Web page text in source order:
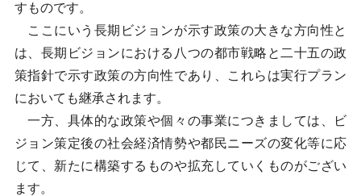
すものです。
ここにいう長期ビジョンが示す政策の大きな方向性と
は、長期ビジョンにおける八つの都市戦略と二十五の政
策指針で示す政策の方向性であり、これらは実行プラン
においても継承されます。
一方、具体的な政策や個々の事業につきましては、ビ
ジョン策定後の社会経済情勢や都民ニーズの変化等に応
じて、新たに構築するものや拡充していくものがござい
ます。